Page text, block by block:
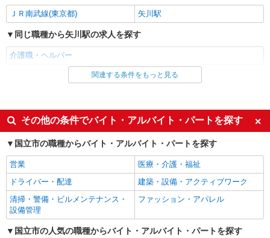
ＪＲ南武線(東京都) 矢川駅
同じ職種から矢川駅の求人を探す
介護職・ヘルパー
同じ雇用形態から矢川駅の求人を探す
同じ特徴から矢川駅の求人を探す
入社日応相談
未経験歓迎
経験者・有資格者歓迎
新卒・第二新卒歓迎
女性活躍中
主婦・主夫歓迎
フリーター歓迎
学歴不問
ブランクOK
エルダー（50代～）活躍中
シニア（60代～）活躍中
関連する条件をもっと見る
その他の条件でバイト・アルバイト・パートを探す
国立市の職種からバイト・アルバイト・パートを探す
営業
医療・介護・福祉
ドライバー・配達
建築・設備・アクティブワーク
清掃・警備・ビルメンテナンス・
設備管理
ファッション・アパレル
国立市の人気の職種からバイト・アルバイト・パートを探す